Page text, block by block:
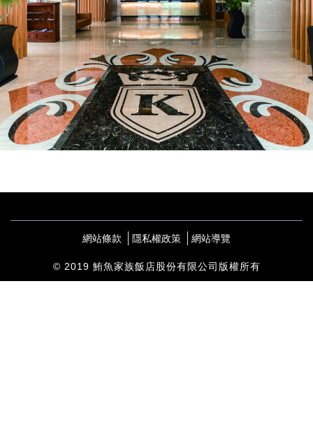
網站條款 隱私權政策 網站導覽
© 2019 鮪魚家族飯店股份有限公司版權所有